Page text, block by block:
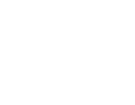
oder zu reduzieren.